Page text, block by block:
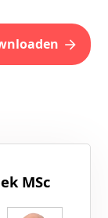
MSc